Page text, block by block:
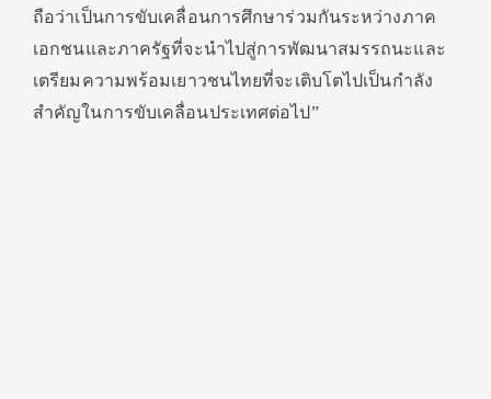
ถือว่าเป็นการขับเคลื่อนการศึกษาร่วมกันระหว่างภาค
เอกชนและภาครัฐที่จะนำไปสู่การพัฒนาสมรรถนะและ
เตรียมความพร้อมเยาวชนไทยที่จะเติบโตไปเป็นกำลัง
สำคัญในการขับเคลื่อนประเทศต่อไป”